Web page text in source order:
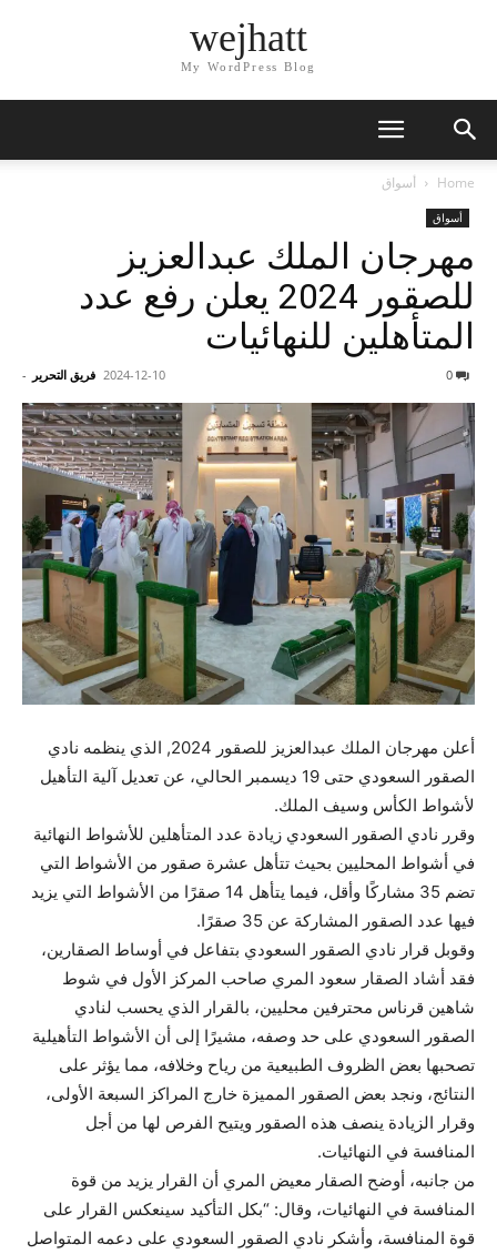
wejhatt
My WordPress Blog
Home أسواق
أسواق
مهرجان الملك عبدالعزيز
للصقور 2024 يعلن رفع عدد
المتأهلين للنهائيات
فريق التحرير - 2024-12-10
أعلن مهرجان الملك عبدالعزيز للصقور 2024, الذي ينظمه نادي
الصقور السعودي حتى 19 ديسمبر الحالي، عن تعديل آلية التأهيل
لأشواط الكأس وسيف الملك.
وقرر نادي الصقور السعودي زيادة عدد المتأهلين للأشواط النهائية
في أشواط المحليين بحيث تتأهل عشرة صقور من الأشواط التي
تضم 35 مشاركًا وأقل، فيما يتأهل 14 صقرًا من الأشواط التي يزيد
فيها عدد الصقور المشاركة عن 35 صقرًا.
وقوبل قرار نادي الصقور السعودي بتفاعل في أوساط الصقارين،
فقد أشاد الصقار سعود المري صاحب المركز الأول في شوط
شاهين قرناس محترفين محليين، بالقرار الذي يحسب لنادي
الصقور السعودي على حد وصفه، مشيرًا إلى أن الأشواط التأهيلية
تصحبها بعض الظروف الطبيعية من رياح وخلافه، مما يؤثر على
النتائج، ونجد بعض الصقور المميزة خارج المراكز السبعة الأولى،
وقرار الزيادة ينصف هذه الصقور ويتيح الفرص لها من أجل
المنافسة في النهائيات.
من جانبه، أوضح الصقار معيض المري أن القرار يزيد من قوة
المنافسة في النهائيات، وقال: “بكل التأكيد سينعكس القرار على
قوة المنافسة، وأشكر نادي الصقور السعودي على دعمه المتواصل